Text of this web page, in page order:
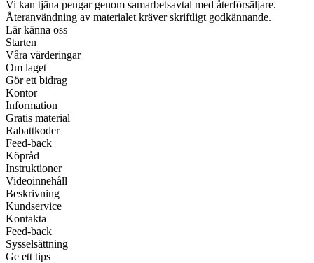
Vi kan tjäna pengar genom samarbetsavtal med återförsäljare.
Återanvändning av materialet kräver skriftligt godkännande.
Lär känna oss
Starten
Våra värderingar
Om laget
Gör ett bidrag
Kontor
Information
Gratis material
Rabattkoder
Feed-back
Köpråd
Instruktioner
Videoinnehåll
Beskrivning
Kundservice
Kontakta
Feed-back
Sysselsättning
Ge ett tips